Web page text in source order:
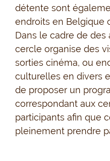
détente sont
endroits en Belgique
Dans le cadre de des
cercle organise des
sorties cinéma, ou
culturelles en divers
de proposer un
correspondant aux
participants afin que
pleinement prendre